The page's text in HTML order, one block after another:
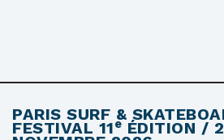
PARIS SURF &
FESTIVAL 11e ÉDITION /